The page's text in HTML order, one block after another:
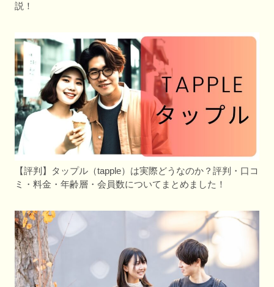
説！
【評判】タップル（tapple）は実際どうなのか？評判・口コ
ミ・料金・年齢層・会員数についてまとめました！